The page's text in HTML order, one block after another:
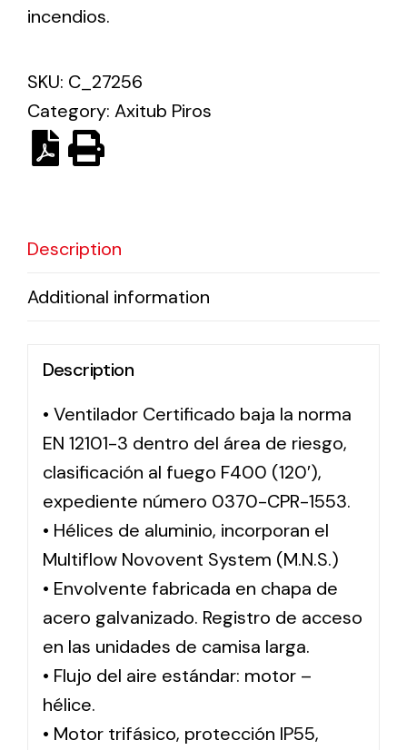
Solar lighting
Variety of solar solutions for all kinds of needs.
incendios.
SKU: C_27256
Category: Axitub Piros
Description
Additional information
Description
• Ventilador Certificado baja la norma
EN 12101-3 dentro del área de riesgo,
clasificación al fuego F400 (120′),
expediente número 0370-CPR-1553.
• Hélices de aluminio, incorporan el
Multiflow Novovent System (M.N.S.)
• Envolvente fabricada en chapa de
acero galvanizado. Registro de acceso
en las unidades de camisa larga.
• Flujo del aire estándar: motor –
hélice.
• Motor trifásico, protección IP55,